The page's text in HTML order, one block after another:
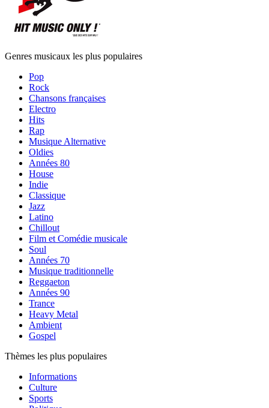
Genres musicaux les plus populaires
Pop
Rock
Chansons françaises
Electro
Hits
Rap
Musique Alternative
Oldies
Années 80
House
Indie
Classique
Jazz
Latino
Chillout
Film et Comédie musicale
Soul
Années 70
Musique traditionnelle
Reggaeton
Années 90
Trance
Heavy Metal
Ambient
Gospel
Thèmes les plus populaires
Informations
Culture
Sports